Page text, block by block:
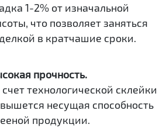
1-2% от изначальной
что позволяет заняться
в кратчашие сроки.
прочность.
счет технологической склейки
несущая способность
продукции.